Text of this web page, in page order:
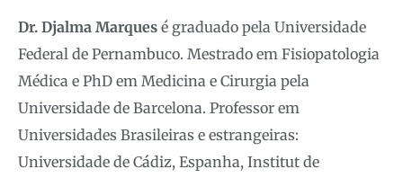
Dr. Djalma Marques é graduado pela Universidade
Federal de Pernambuco. Mestrado em Fisiopatologia
Médica e PhD em Medicina e Cirurgia pela
Universidade de Barcelona. Professor em
Universidades Brasileiras e estrangeiras:
Universidade de Cádiz, Espanha, Institut de